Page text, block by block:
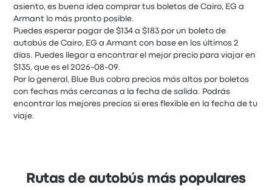
asiento, es buena idea comprar tus boletos de Cairo, EG a
Armant lo más pronto posible.
Puedes esperar pagar de $134 a $183 por un boleto de
autobús de Cairo, EG a Armant con base en los últimos 2
días. Puedes llegar a encontrar el mejor precio para viajar en
$135, que es el 2026-08-09.
Por lo general, Blue Bus cobra precios más altos por boletos
con fechas más cercanas a la fecha de salida. Podrás
encontrar los mejores precios si eres flexible en la fecha de tu
viaje.
Rutas de autobús más populares